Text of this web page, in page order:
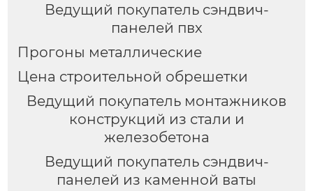
Ведущий покупатель сэндвич-
панелей пвх
Прогоны металлические
Цена строительной обрешетки
Ведущий покупатель монтажников
конструкций из стали и
железобетона
Ведущий покупатель сэндвич-
панелей из каменной ваты